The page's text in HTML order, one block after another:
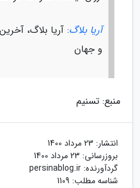
آریا بلاگ: آریا بلاگ،
و جهان
منبع: تسنیم
انتشار: 23 مرداد 1400
بروزرسانی: 23 مرداد 1400
گردآورنده: persinablog.ir
شناسه مطلب: 1109